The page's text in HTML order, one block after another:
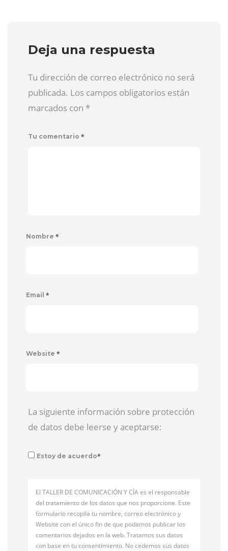
Deja una respuesta
Tu dirección de correo electrónico no será
publicada. Los campos obligatorios están
marcados con *
Tu comentario *
Nombre *
Email *
Website *
La siguiente información sobre protección
de datos debe leerse y aceptarse:
Estoy de acuerdo*
El TALLER DE COMUNICACIÓN Y CÍA es el responsable
del tratamiento de los datos que nos proporcione. Este
formulario recopila tu nombre, correo electrónico y
Website con el único fin de que podamos publicar los
comentarios dejados en la web. Tratamos sus datos
con base en tu consentimiento. No cedemos sus datos